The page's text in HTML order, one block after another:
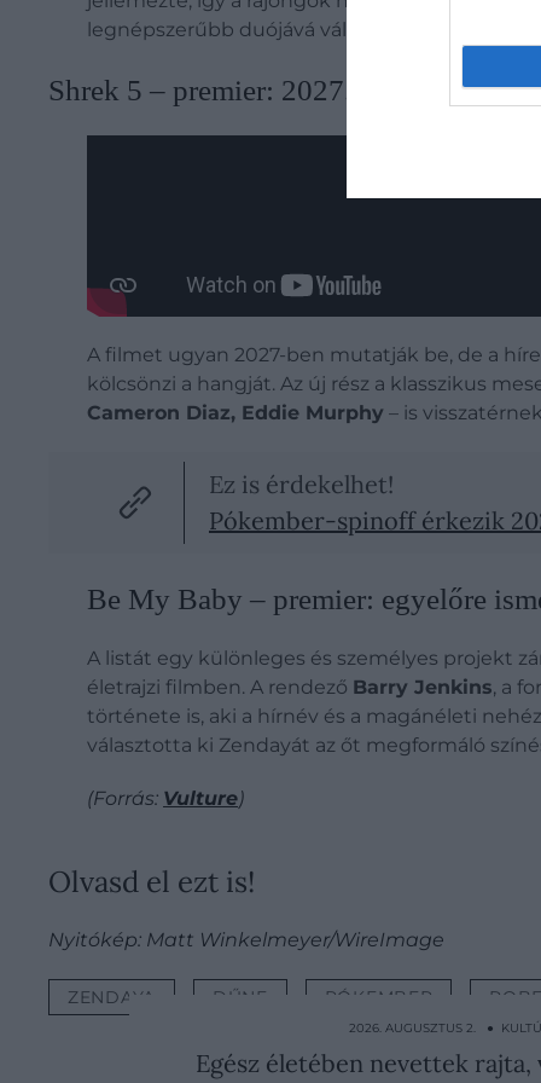
legnépszerűbb duójává vált – most pedig
Shrek 5 – premier: 2027. június 30.
A filmet ugyan 2027-ben mutatják be, de a
kölcsönzi a hangját. Az új rész a klasszikus
Cameron Diaz, Eddie Murphy – is
Ez is érdekelhet!
Pókember-spinoff érkezik
Be My Baby – premier: egyelőre
A listát egy különleges és személyes projekt
életrajzi filmben. A rendező Barry Jenkins, a
története is, aki a hírnév és a magánéleti
választotta ki Zendayát az őt megformáló
(Forrás: Vulture)
Olvasd el ezt is!
Nyitókép: Matt Winkelmeyer/WireImage
ZENDAYA DŰNE PÓKEMBER
2026. AUGUSZTUS 2. ●
Egész életében nevettek rajta,